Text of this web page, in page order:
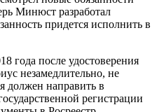
Минюст разработал
придется исполнить в
года после удостоверения
незамедлительно, не
должен направить в
регистрации